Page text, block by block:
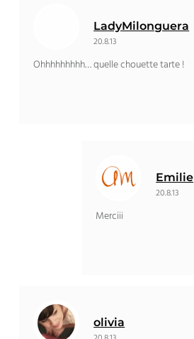
LadyMilonguera
20.8.13
Ohhhhhhhhh… quelle chouette tarte !
Emilie
20.8.13
Merciii
olivia